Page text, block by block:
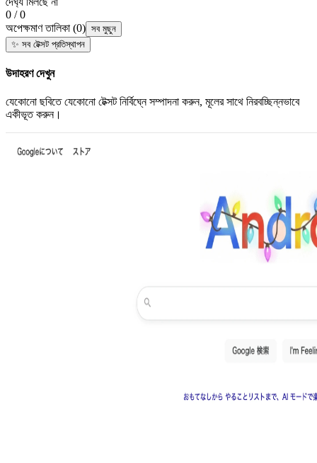
0 / 0
অপেক্ষমাণ তালিকা (0) সব মুছুন
✨ সব টেক্সট প্রতিস্থাপন
উদাহরণ দেখুন
যেকোনো ছবিতে যেকোনো টেক্সট নির্বিঘ্নে সম্পাদনা করুন, মূলের সাথে নিরবচ্ছিন্নভাবে
একীভূত করুন।